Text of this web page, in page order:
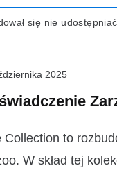
się nie
2025
to
W skład tej